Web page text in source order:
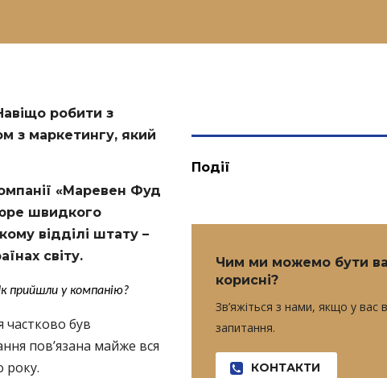
робити з
з маркетингу, який
«Маревен Фуд
швидкого
відділі штату –
світу.
прийшли у компанію?
частково був
пов’язана майже вся
року.
Події
Чим ми можемо бути
корисні?
Зв’яжіться з нами, якщо у вас
запитання.
КОНТАКТИ